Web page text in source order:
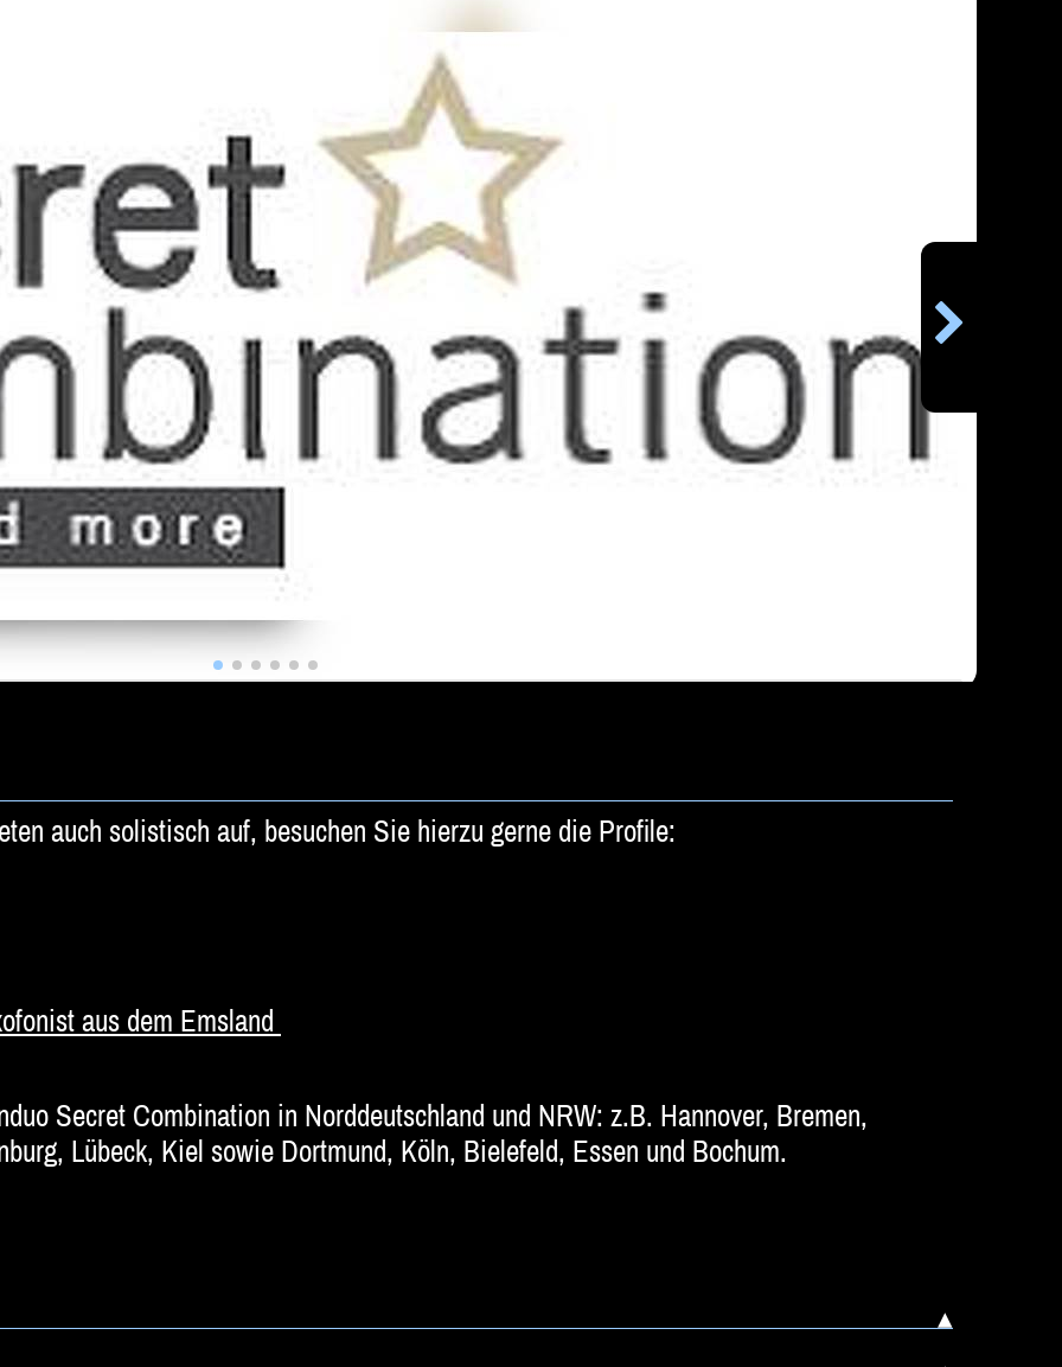
auch solistisch auf, besuchen Sie hierzu gerne die Profile:
aus dem Emsland
Secret Combination in Norddeutschland und NRW: z.B. Hannover, Bremen,
Lübeck, Kiel sowie Dortmund, Köln, Bielefeld, Essen und Bochum.